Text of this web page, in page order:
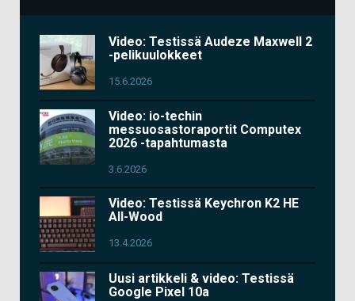
Video: Testissä Audeze Maxwell 2
-pelikuulokkeet
15.6.2026
Video: io-techin
messuosastoraportit Computex
2026 -tapahtumasta
3.6.2026
Video: Testissä Keychron K2 HE
All-Wood
13.4.2026
Uusi artikkeli & video: Testissä
Google Pixel 10a